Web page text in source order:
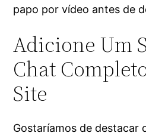
papo por vídeo antes de
Adicione Um
Chat
Site
Gostaríamos de destacar